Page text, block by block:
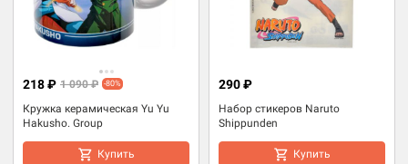
Кружка керамическая Yu Yu
Hakusho. Group
218 ₽ 1 090 ₽ -80%
Купить
Набор стикеров Naruto
Shippunden
290 ₽
Купить